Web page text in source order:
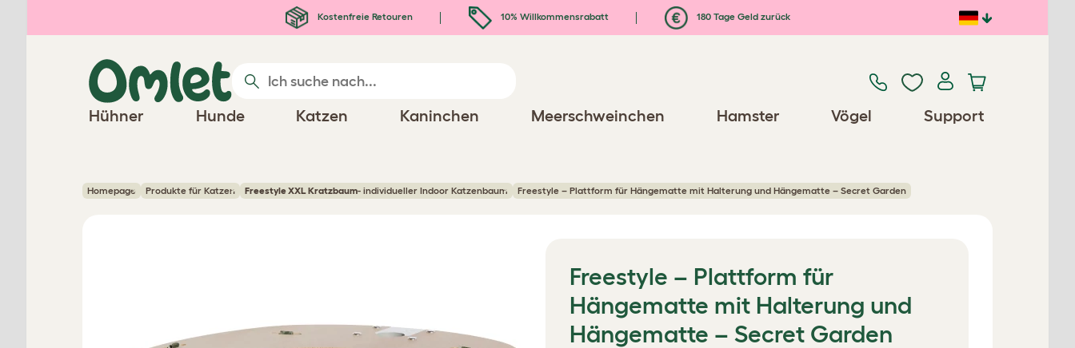
Kostenfreie Retouren 10% Willkommensrabatt 180 Tage Geld zurück
Hühner Hunde Katzen Kaninchen Meerschweinchen Hamster Vögel Support
Homepage Produkte für Katzen Freestyle XXL Kratzbaum- individueller Indoor Katzenbaum Freestyle – Plattform für Hängematte mit Halterung und Hängematte – Secret Garden
Freestyle – Plattform für
Hängematte mit Halterung und
Hängematte – Secret Garden